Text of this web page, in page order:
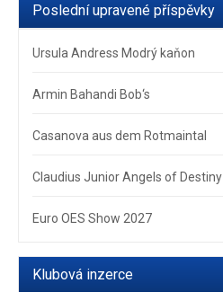
Poslední upravené příspěvky
Ursula Andress Modrý kaňon
Armin Bahandi Bob‘s
Casanova aus dem Rotmaintal
Claudius Junior Angels of Destiny
Euro OES Show 2027
Klubová inzerce